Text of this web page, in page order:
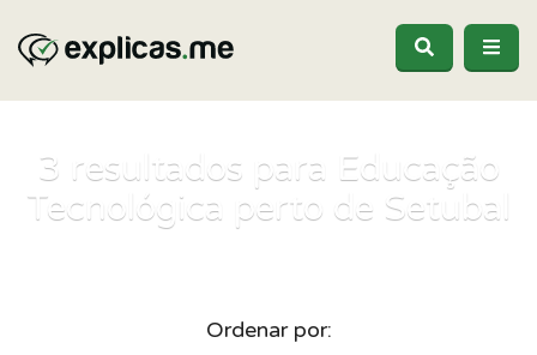
3 resultados para Educação
Tecnológica perto de Setubal
Ordenar por: